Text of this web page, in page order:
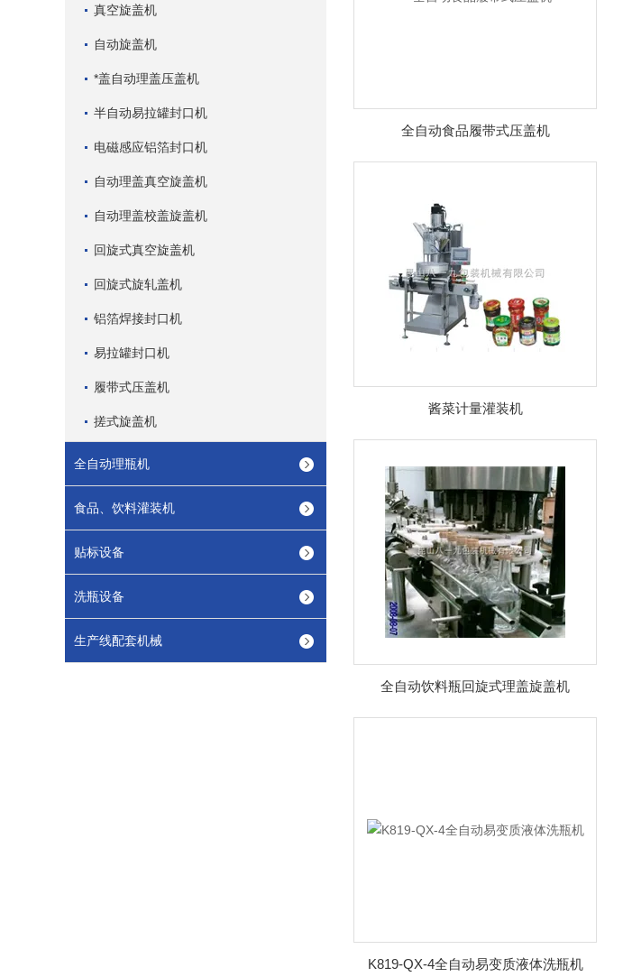
真空旋盖机
自动旋盖机
*盖自动理盖压盖机
半自动易拉罐封口机
电磁感应铝箔封口机
自动理盖真空旋盖机
自动理盖校盖旋盖机
回旋式真空旋盖机
回旋式旋轧盖机
铝箔焊接封口机
易拉罐封口机
履带式压盖机
搓式旋盖机
全自动理瓶机
食品、饮料灌装机
贴标设备
洗瓶设备
生产线配套机械
全自动食品履带式压盖机
酱菜计量灌装机
全自动饮料瓶回旋式理盖旋盖机
K819-QX-4全自动易变质液体洗瓶机